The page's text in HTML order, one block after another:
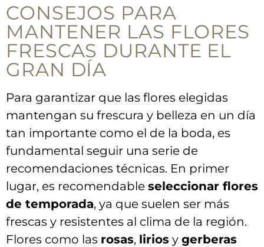
CONSEJOS PARA
MANTENER LAS FLORES⁢
FRESCAS DURANTE EL
GRAN DÍA
Para garantizar ​que ‍las flores ‍elegidas
mantengan su frescura y ‌belleza en⁤ un⁤ día
tan ⁢importante como el de la boda, es
fundamental seguir una serie de ​
recomendaciones ⁢técnicas. En primer
lugar, es recomendable seleccionar flores⁢
de ⁣temporada, ya que suelen ser más
frescas y‍ resistentes ⁢al clima⁣ de la región.
Flores como las rosas, lirios y gerberas